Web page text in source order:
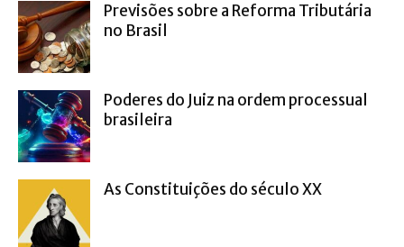
Previsões sobre a Reforma Tributária
no Brasil
Poderes do Juiz na ordem processual
brasileira
As Constituições do século XX